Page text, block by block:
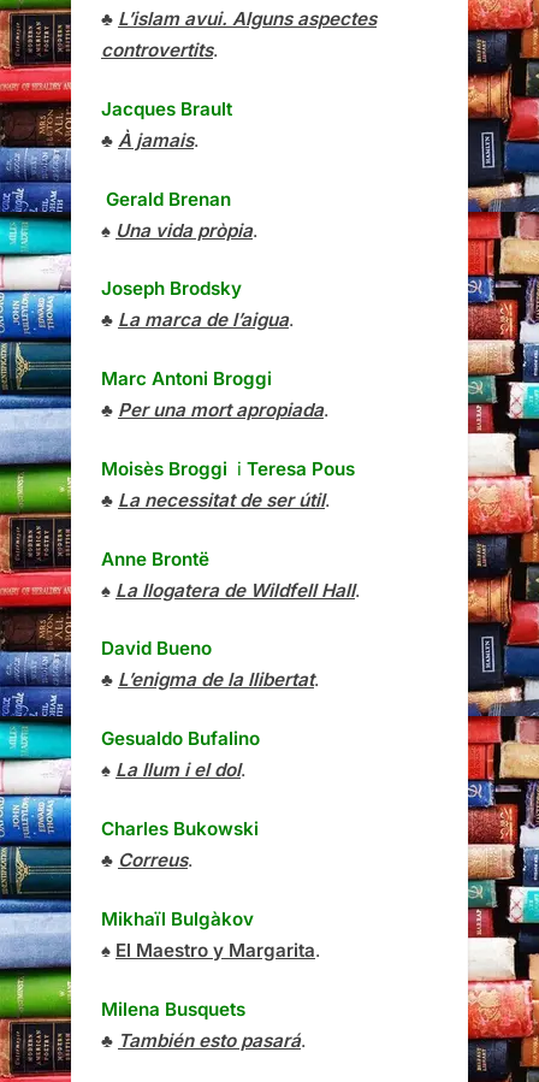
♣ L’islam avui. Alguns aspectes
controvertits.
Jacques Brault
♣ À jamais.
Gerald Brenan
♠ Una vida pròpia.
Joseph Brodsky
♣ La marca de l’aigua.
Marc Antoni Broggi
♣ Per una mort apropiada.
Moisès Broggi i Teresa Pous
♣ La necessitat de ser útil.
Anne Brontë
♠ La llogatera de Wildfell Hall.
David Bueno
♣ L’enigma de la llibertat.
Gesualdo Bufalino
♠ La llum i el dol.
Charles Bukowski
♣ Correus.
Mikhaïl Bulgàkov
♠ El Maestro y Margarita.
Milena Busquets
♣ También esto pasará.